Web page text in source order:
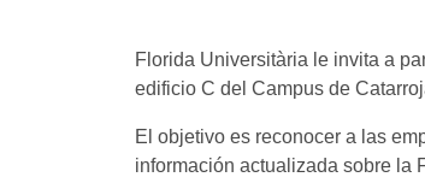
Florida Universitària le invita a
edificio C del Campus de
El objetivo es reconocer a las
información actualizada sobre la